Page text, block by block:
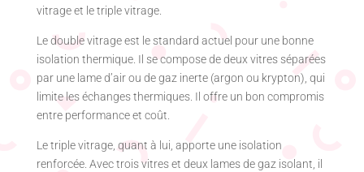
vitrage et le triple vitrage.
Le double vitrage est le standard actuel pour une bonne
isolation thermique. Il se compose de deux vitres séparées
par une lame d’air ou de gaz inerte (argon ou krypton), qui
limite les échanges thermiques. Il offre un bon compromis
entre performance et coût.
Le triple vitrage, quant à lui, apporte une isolation
renforcée. Avec trois vitres et deux lames de gaz isolant, il